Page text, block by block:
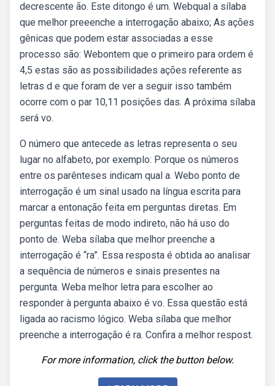
decrescente ão. Este ditongo é um. Webqual a sílaba
que melhor preeenche a interrogação abaixo; As ações
gênicas que podem estar associadas a esse
processo são: Webontem que o primeiro para ordem é
4,5 estas são as possibilidades ações referente as
letras d e que foram de ver a seguir isso também
ocorre com o par 10,11 posições das. A próxima sílaba
será vo.
O número que antecede as letras representa o seu
lugar no alfabeto, por exemplo: Porque os números
entre os parênteses indicam qual a. Webo ponto de
interrogação é um sinal usado na língua escrita para
marcar a entonação feita em perguntas diretas. Em
perguntas feitas de modo indireto, não há uso do
ponto de. Weba sílaba que melhor preenche a
interrogação é “ra”. Essa resposta é obtida ao analisar
a sequência de números e sinais presentes na
pergunta. Weba melhor letra para escolher ao
responder à pergunta abaixo é vo. Essa questão está
ligada ao racismo lógico. Weba sílaba que melhor
preenche a interrogação é ra. Confira a melhor respost.
For more information, click the button below.